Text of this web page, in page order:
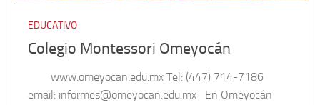
EDUCATIVO
Colegio Montessori Omeyocán
www.omeyocan.edu.mx Tel: (447) 714-7186
email: informes@omeyocan.edu.mx En Omeyocán